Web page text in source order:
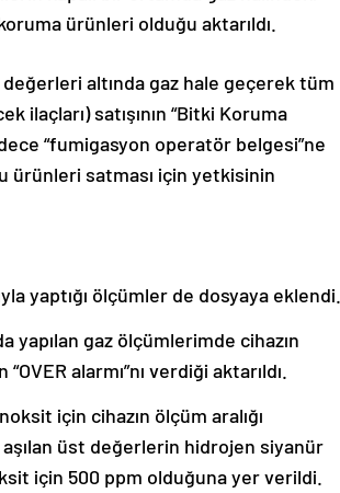
ürünleri olduğu aktarıldı.
değerleri altında gaz hale geçerek tüm
ilaçları) satışının “Bitki Koruma
“fumigasyon operatör belgesi”ne
ürünleri satması için yetkisinin
yaptığı ölçümler de dosyaya eklendi.
yapılan gaz ölçümlerimde cihazın
alarmı”nı verdiği aktarıldı.
için cihazın ölçüm aralığı
aşılan üst değerlerin hidrojen siyanür
için 500 ppm olduğuna yer verildi.